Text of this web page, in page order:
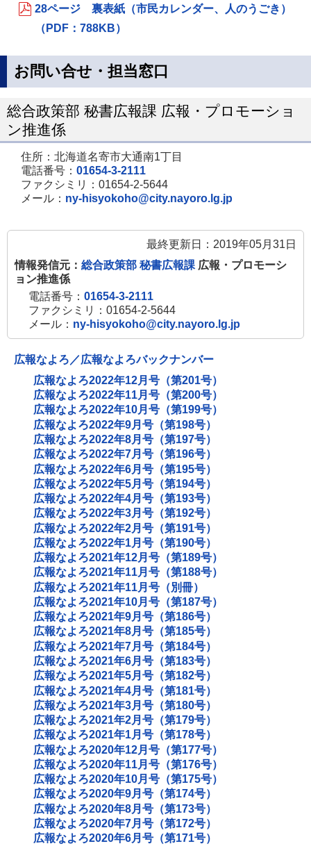
28ページ 裏表紙（市民カレンダー、人のうごき）
（PDF：788KB）
お問い合せ・担当窓口
総合政策部 秘書広報課 広報・プロモーショ
ン推進係
住所：北海道名寄市大通南1丁目
電話番号： 01654-3-2111
ファクシミリ：01654-2-5644
メール： ny-hisyokoho@city.nayoro.lg.jp
最終更新日：2019年05月31日
情報発信元： 総合政策部 秘書広報課 広報・プロモーシ
ョン推進係
電話番号： 01654-3-2111
ファクシミリ：01654-2-5644
メール： ny-hisyokoho@city.nayoro.lg.jp
広報なよろ／広報なよろバックナンバー
広報なよろ2022年12月号（第201号）
広報なよろ2022年11月号（第200号）
広報なよろ2022年10月号（第199号）
広報なよろ2022年9月号（第198号）
広報なよろ2022年8月号（第197号）
広報なよろ2022年7月号（第196号）
広報なよろ2022年6月号（第195号）
広報なよろ2022年5月号（第194号）
広報なよろ2022年4月号（第193号）
広報なよろ2022年3月号（第192号）
広報なよろ2022年2月号（第191号）
広報なよろ2022年1月号（第190号）
広報なよろ2021年12月号（第189号）
広報なよろ2021年11月号（第188号）
広報なよろ2021年11月号（別冊）
広報なよろ2021年10月号（第187号）
広報なよろ2021年9月号（第186号）
広報なよろ2021年8月号（第185号）
広報なよろ2021年7月号（第184号）
広報なよろ2021年6月号（第183号）
広報なよろ2021年5月号（第182号）
広報なよろ2021年4月号（第181号）
広報なよろ2021年3月号（第180号）
広報なよろ2021年2月号（第179号）
広報なよろ2021年1月号（第178号）
広報なよろ2020年12月号（第177号）
広報なよろ2020年11月号（第176号）
広報なよろ2020年10月号（第175号）
広報なよろ2020年9月号（第174号）
広報なよろ2020年8月号（第173号）
広報なよろ2020年7月号（第172号）
広報なよろ2020年6月号（第171号）